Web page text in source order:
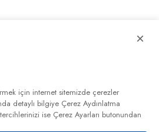
×
için internet sitemizde çerezler
detaylı bilgiye Çerez Aydınlatma
ise Çerez Ayarları butonundan